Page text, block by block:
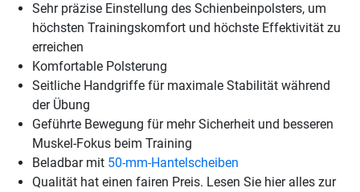
Sehr präzise Einstellung des Schienbeinpolsters, um
höchsten Trainingskomfort und höchste Effektivität zu
erreichen
Komfortable Polsterung
Seitliche Handgriffe für maximale Stabilität während
der Übung
Geführte Bewegung für mehr Sicherheit und besseren
Muskel-Fokus beim Training
Beladbar mit 50-mm-Hantelscheiben
Qualität hat einen fairen Preis. Lesen Sie hier alles zur